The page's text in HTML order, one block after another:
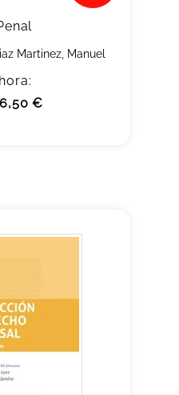
Martinez, Manuel
€